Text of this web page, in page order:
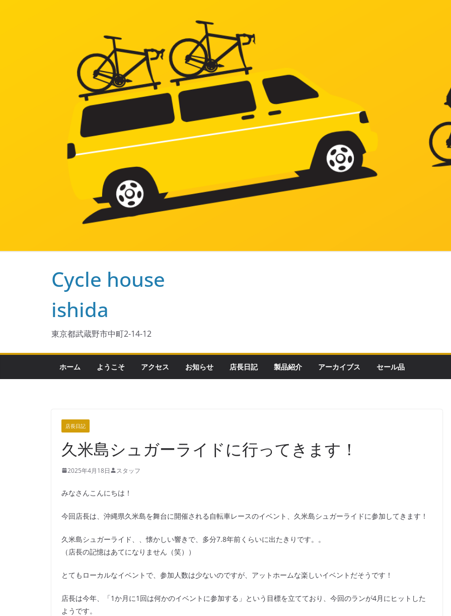
Cycle house
ishida
東京都武蔵野市中町2-14-12
ホーム ようこそ アクセス お知らせ 店長日記 製品紹介 アーカイブス セール品
店長日記
久米島シュガーライドに行ってきます！
2025年4月18日 スタッフ
みなさんこんにちは！
今回店長は、沖縄県久米島を舞台に開催される自転車レースのイベント、久米島シュガーライドに参加してきます！
久米島シュガーライド、、懐かしい響きで、多分7.8年前くらいに出たきりです。。
（店長の記憶はあてになりません（笑））
とてもローカルなイベントで、参加人数は少ないのですが、アットホームな楽しいイベントだそうです！
店長は今年、「1か月に1回は何かのイベントに参加する」という目標を立てており、今回のランが4月にヒットした
ようです。